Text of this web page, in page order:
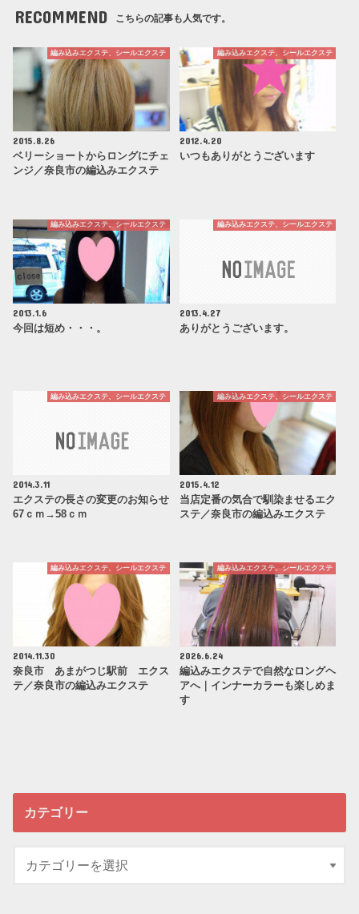
RECOMMEND こちらの記事も人気です。
編み込みエクステ、シールエクステ
2015.8.26
ベリーショートからロングにチェ
ンジ／奈良市の編込みエクステ
編み込みエクステ、シールエクステ
2012.4.20
いつもありがとうございます
編み込みエクステ、シールエクステ
2013.1.6
今回は短め・・・。
編み込みエクステ、シールエクステ
2013.4.27
ありがとうございます。
編み込みエクステ、シールエクステ
2014.3.11
エクステの長さの変更のお知らせ
67ｃｍ→58ｃｍ
編み込みエクステ、シールエクステ
2015.4.12
当店定番の気合で馴染ませるエク
ステ／奈良市の編込みエクステ
編み込みエクステ、シールエクステ
2014.11.30
奈良市 あまがつじ駅前 エクス
テ／奈良市の編込みエクステ
編み込みエクステ、シールエクステ
2026.6.24
編込みエクステで自然なロングヘ
アへ｜インナーカラーも楽しめま
す
カテゴリー